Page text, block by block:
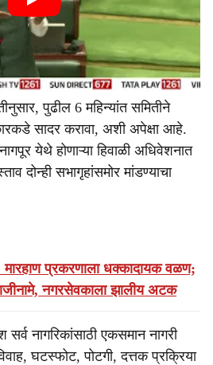
पुढील 6 महिन्यांत समितीने
सादर करावा, अशी अपेक्षा आहे.
येथे होणाऱ्या हिवाळी अधिवेशनात
दोन्ही सभागृहांसमोर मांडण्याचा
प्रकरणाला धक्कादायक वळण;
नगरसेवकाला झालीय अटक
सर्व नागरिकांसाठी एकसमान नागरी
घटस्फोट, पोटगी, दत्तक प्रक्रिया